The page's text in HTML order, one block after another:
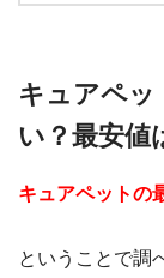
キュアペ
い？最安値
キュアペットの
ということで調